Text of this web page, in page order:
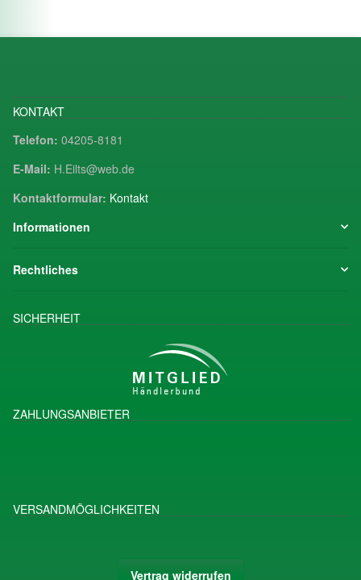
KONTAKT
Telefon: 04205-8181
E-Mail: H.Eilts@web.de
Kontaktformular: Kontakt
Informationen
Rechtliches
SICHERHEIT
ZAHLUNGSANBIETER
VERSANDMÖGLICHKEITEN
Vertrag widerrufen